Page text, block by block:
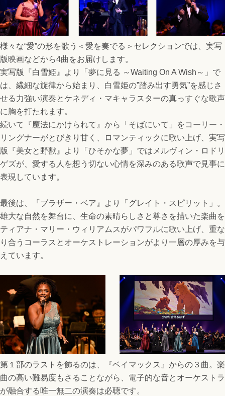
様々な“愛”の形を歌う＜愛を奏でる＞セレクションでは、実写
版映画などから4曲をお届けします。
実写版『白雪姫』より「夢に見る ～Waiting On A Wish～」で
は、繊細な旋律から始まり、白雪姫の”踏み出す勇気”を感じさ
せる力強い演奏とケネディ・マキャラスターの真っすぐな歌声
に胸を打たれます。
続いて『魔法にかけられて』から「そばにいて」をコーリー・
リングナーがとびきり甘く、ロマンティックに歌い上げ、実写
版『美女と野獣』より「ひそかな夢」ではメルヴィン・ロドリ
ゲズが、愛する人を想う切ない心情を深みのある歌声で見事に
表現しています。
最後は、『ブラザー・ベア』より「グレイト・スピリット」。
雄大な自然を舞台に、生命の素晴らしさと尊さを描いた楽曲を
ティアナ・マリー・ウィリアムスがパワフルに歌い上げ、重な
り合うコーラスとオーケストレーションがより一層の厚みを与
えています。
第１部のラストを飾るのは、『ベイマックス』からの３曲。楽
曲の高い難易度もさることながら、電子的な音とオーケストラ
が融合する唯一無二の演奏は必聴です。